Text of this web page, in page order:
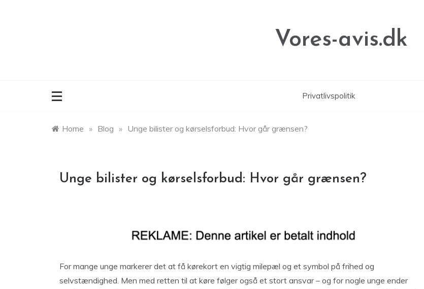
Vores-avis.dk
Privatlivspolitik
Home » Blog » Unge bilister og kørselsforbud: Hvor går grænsen?
Unge bilister og kørselsforbud: Hvor går grænsen?
For mange unge markerer det at få kørekort en vigtig milepæl og et symbol på frihed og
selvstændighed. Men med retten til at køre følger også et stort ansvar – og for nogle unge ender